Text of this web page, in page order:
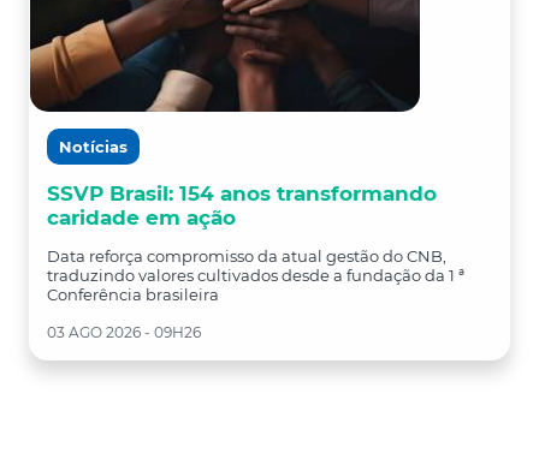
Notícias
SSVP Brasil: 154 anos transformando
caridade em ação
Data reforça compromisso da atual gestão do CNB,
traduzindo valores cultivados desde a fundação da 1 ª
Conferência brasileira
03 AGO 2026 - 09H26